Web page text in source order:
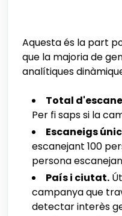
Aquesta és la part
que la majoria de
analítiques
Total
Per fi saps si la
Escaneigs
escanejant 100
persona
País i ciutat.
campanya que
detectar interès